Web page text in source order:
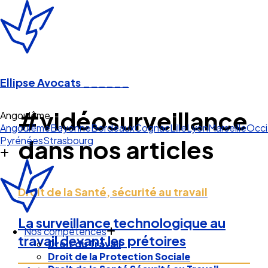
Ellipse Avocats
Ango
AngoulêmeBayonneBordeauxCognacLilleLyonMarseille
PyrénéesStrasbourg
Nos compétences
Droit du Travail
Droit de la Protection Sociale
#vidéosurveillance
dans nos articles
Droit de la Santé, sécurité au travail
La surveillance technologique au
travail devant les prétoires